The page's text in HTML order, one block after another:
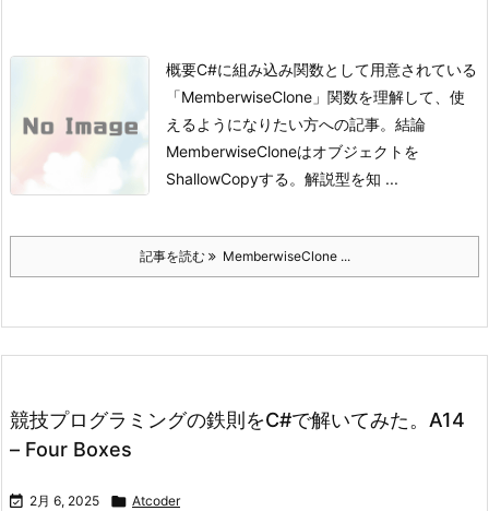
概要C#に組み込み関数として用意されている
「MemberwiseClone」関数を理解して、使
えるようになりたい方への記事。 結論
MemberwiseCloneはオブジェクトを
ShallowCopyする。 解説型を知 ...
記事を読む MemberwiseClone ...
競技プログラミングの鉄則をC#で解いてみた。A14
– Four Boxes
 2月 6, 2025  Atcoder